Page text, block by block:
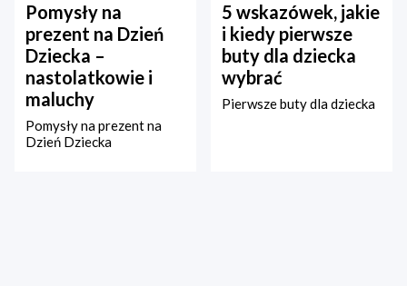
Pomysły na
prezent na Dzień
Dziecka –
nastolatkowie i
maluchy
Pomysły na prezent na
Dzień Dziecka
5 wskazówek, jakie
i kiedy pierwsze
buty dla dziecka
wybrać
Pierwsze buty dla dziecka